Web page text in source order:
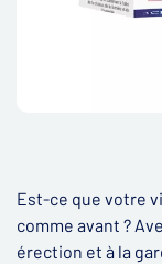
Est-ce que votre
comme avant ?
érection et à la